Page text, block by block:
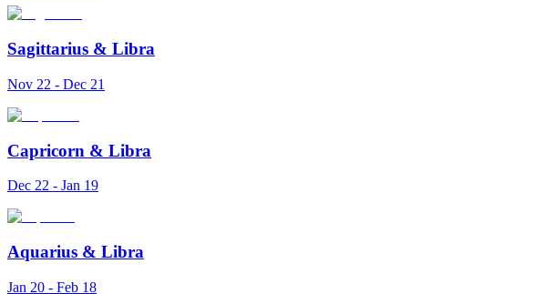
Sagittarius & Libra
Nov 22 - Dec 21
Capricorn & Libra
Dec 22 - Jan 19
Aquarius & Libra
Jan 20 - Feb 18